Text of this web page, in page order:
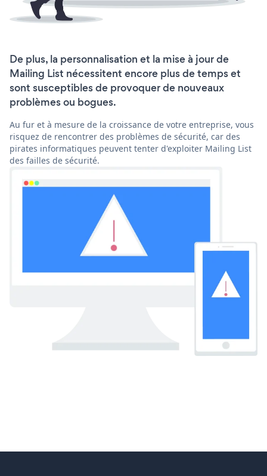
De plus, la personnalisation et la mise à jour de
Mailing List nécessitent encore plus de temps et
sont susceptibles de provoquer de nouveaux
problèmes ou bogues.
Au fur et à mesure de la croissance de votre entreprise, vous
risquez de rencontrer des problèmes de sécurité, car des
pirates informatiques peuvent tenter d'exploiter Mailing List
des failles de sécurité.